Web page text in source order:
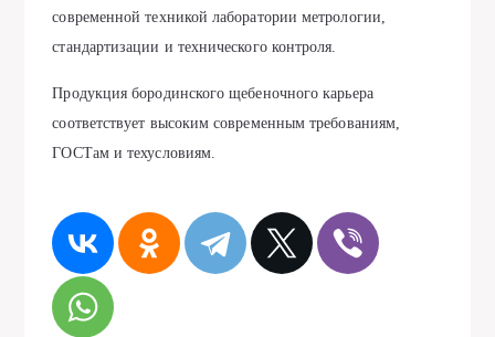
современной техникой лаборатории метрологии,
стандартизации и технического контроля.
Продукция бородинского щебеночного карьера
соответствует высоким современным требованиям,
ГОСТам и техусловиям.